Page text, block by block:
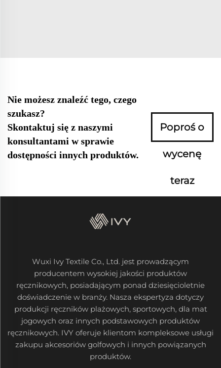
Nie możesz znaleźć tego, czego
szukasz?
Skontaktuj się z naszymi
konsultantami w sprawie
dostępności innych produktów.
Poproś o
wycenę
teraz
Wuxi Ivy Textile Co., Ltd. jest prowadzącym
producentem wysokiej jakości produktów
ręcznikowych, posiadającym ponad dziesięcioletnie
doświadczenie w branży. Nasza ekspertyza dotyczy
produkcji ręczników plażowych, sportowych, dla mat
jogowych oraz innych podstawowych produktów
ręcznikowych. IVY oferuje klientom kompleksowe usługi
zakupu akcesoriów golfowych i innych powiązanych
produktów.